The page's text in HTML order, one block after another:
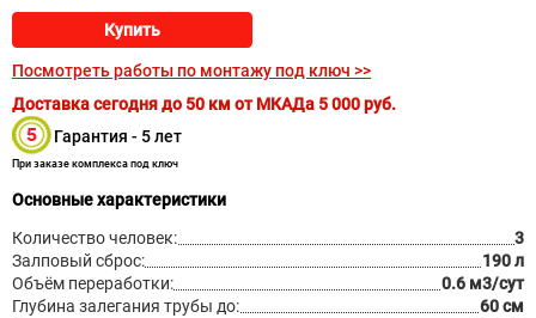
Купить
Посмотреть работы по монтажу под ключ >>
Доставка сегодня до 50 км от МКАДа 5 000руб.
Гарантия - 5 лет
При заказе комплекса под ключ
Основные характеристики
Количество человек:
3
Залповый сброс:
190 л
Объём переработки:
0.6 м3/сут
Глубина залегания трубы до:
60 см